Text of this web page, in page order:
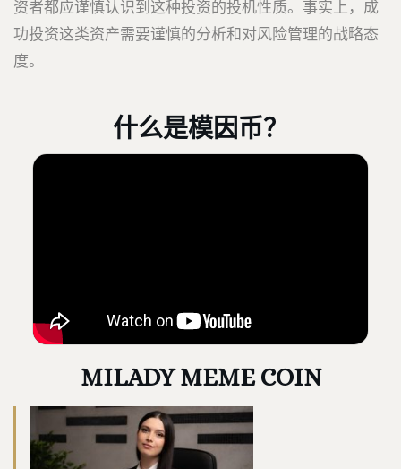
资者都应谨慎认识到这种投资的投机性质。事实上，成
功投资这类资产需要谨慎的分析和对风险管理的战略态
度。
什么是模因币？
MILADY MEME COIN